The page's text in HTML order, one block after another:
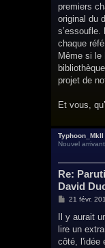
premiers
original du
s’essoufle.
chaque
Même si le
projet de
Et vous,
Typhoon_MkII
Nouvel arrivant
Re:
David
M
s
s
a
g
21 févr.
Il y aurait
lire un
côté, l'idée